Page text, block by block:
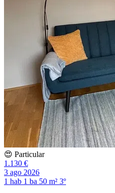
😍 Particular
1.130 €
3 ago 2026
1 hab 1 ba 50 m² 3º